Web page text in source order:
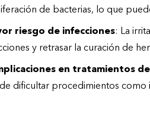
de bacterias, lo que
riesgo de infecciones: La
y retrasar la curación de
en tratamientos
dificultar procedimientos como